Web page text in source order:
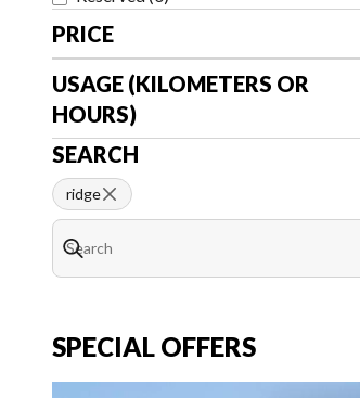
PRICE
USAGE (KILOMETERS OR
HOURS)
SEARCH
ridge
SPECIAL OFFERS